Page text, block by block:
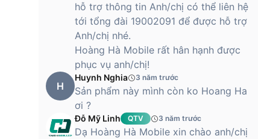
hỗ trợ thông tin Anh/chị có thể liên hệ
tới tổng đài 19002091 để được hỗ trợ
Anh/chị nhé.
Hoàng Hà Mobile rất hân hạnh được
phục vụ anh/chị!
H
Huynh Nghia 3 năm trước
Sản phẩm này mình còn ko Hoang Ha
ơi ?
Đỗ Mỹ Linh QTV 3 năm trước
Dạ Hoàng Hà Mobile xin chào anh/chị